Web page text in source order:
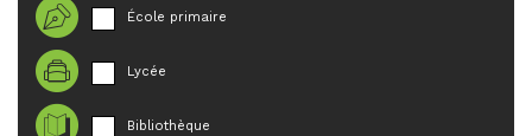
École primaire
Lycée
Bibliothèque